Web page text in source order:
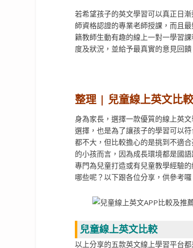
若希望孩子的英文學習可以真正日
師資格認證的專業老師授課，而且
籍教師生動有趣的線上一對一學習
度及狀況，並給予最真實的意見回饋
整理 | 兒童線上英文比
身為家長，選擇一款優質的線上英
選擇，也是為了讓孩子的學習可以
都不大，但比較擔心的是挑到不適
的小孩而言，因為成長環境都是國
專門為兒童打造或有兒童教學經驗
哪些呢？以下跟各位分享，供參考囉
兒童線上英文比較
以上分享的五款英文線上學習平台